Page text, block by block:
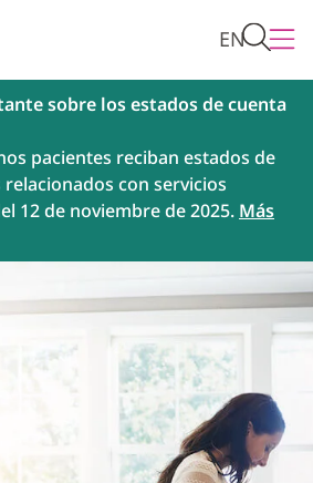
EN
sobre los estados de cuenta
pacientes reciban estados de
con servicios
12 de noviembre de 2025. Más